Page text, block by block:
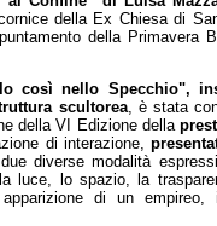
della Ex Chiesa di
della Primavera
così nello Specchio",
scultorea, è stata
della VI Edizione della
di interazione,
diverse modalità
luce, lo spazio, la
di un empireo,